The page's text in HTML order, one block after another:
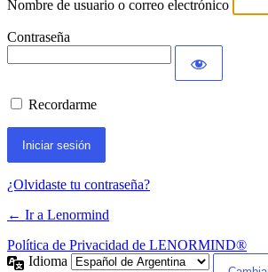
Nombre de usuario o correo electrónico
Contraseña
Recordarme
¿Olvidaste tu contraseña?
← Ir a Lenormind
Política de Privacidad de LENORMIND®
Idioma